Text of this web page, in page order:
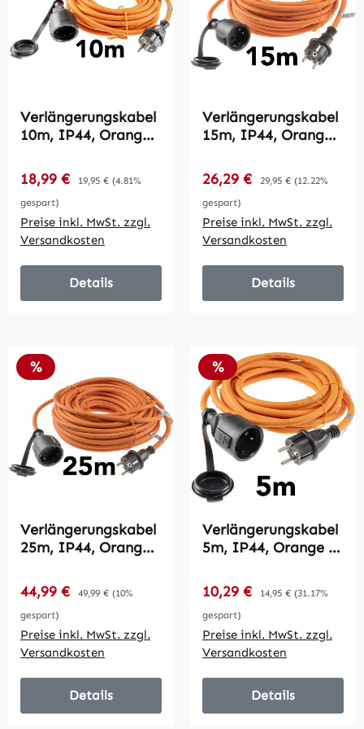
Verlängerungskabel
10m, IP44, Orange /
Stecker / Kupplung
Verkaufspreis:
18,99 € Regulärer Preis:
19,95 € (4.81%
gespart)
Preise inkl. MwSt. zzgl.
Versandkosten
Details
Verlängerungskabel
15m, IP44, Orange /
Stecker / Kupplung
Verkaufspreis:
26,29 € Regulärer Preis:
29,95 € (12.22%
gespart)
Preise inkl. MwSt. zzgl.
Versandkosten
Details
Rabatt
%
Verlängerungskabel
25m, IP44, Orange /
Stecker / Kupplung
Verkaufspreis:
44,99 € Regulärer Preis:
49,99 € (10%
gespart)
Preise inkl. MwSt. zzgl.
Versandkosten
Details
Rabatt
%
Verlängerungskabel
5m, IP44, Orange /
Stecker / Kupplung
Verkaufspreis:
10,29 € Regulärer Preis:
14,95 € (31.17%
gespart)
Preise inkl. MwSt. zzgl.
Versandkosten
Details